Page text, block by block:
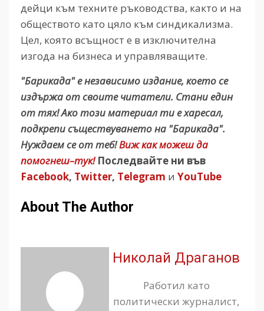
дейци към техните ръководства, както и на
обществото като цяло към синдикализма.
Цел, която всъщност е в изключителна
изгода на бизнеса и управляващите.
"Барикада" е независимо издание, което се
издържа от своите читатели. Стани един
от тях! Ако този материал ти е харесал,
подкрепи съществуването на "Барикада".
Нуждаем се от теб!Виж как можеш да
помогнеш–тук! Последвайте ни във
Facebook, Twitter, Telegram и YouTube
About The Author
Николай Драганов
Работил като
политически журналист,